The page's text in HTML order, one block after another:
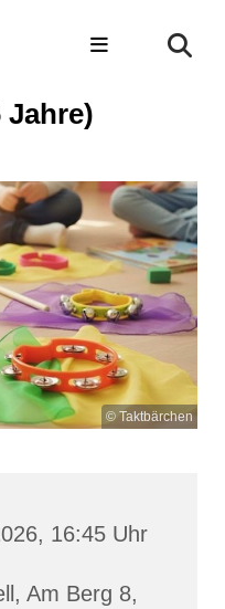
Jahre)
© Taktbärchen
16:45 Uhr
Am Berg 8,